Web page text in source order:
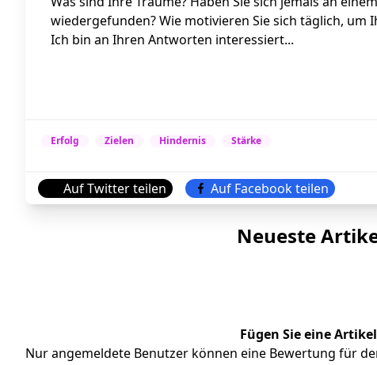
wiedergefunden? Wie motivieren Sie sich täglich, um
Ich bin an Ihren Antworten interessiert...
Erfolg Zielen Hindernis Stärke
Auf Twitter teilen Auf Facebook teilen
Neueste
Fügen Sie eine
Nur angemeldete Benutzer können eine Bewertung für